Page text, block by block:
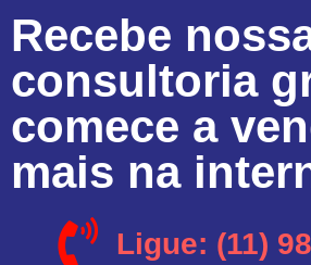
Recebe
consultoria
comece a
mais na
Ligue: (11)